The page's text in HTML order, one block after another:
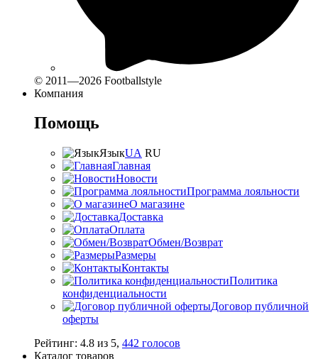
© 2011—2026 Footballstyle
Компания
Помощь
ЯзыкUA RU
Главная
Новости
Программа лояльности
О магазине
Доставка
Оплата
Обмен/Возврат
Размеры
Контакты
Политика
конфиденциальности
Договор публичной
оферты
Рейтинг: 4.8 из 5, 442 голосов
Каталог товаров